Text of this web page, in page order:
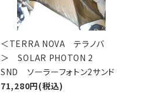
＜TERRA NOVA テラノバ
＞ SOLAR PHOTON 2
SND ソーラーフォトン2サンド
71,280円(税込)